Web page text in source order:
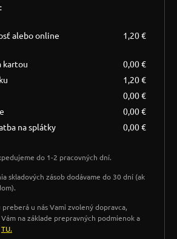
alebo online
1,20 €
kartou
0,00 €
1,20 €
0,00 €
0,00 €
na splátky
0,00 €
do 1-2 pracovných dní.
skladových zásob dodávame do 30 dní (ak
u nás Vami zvolený dopravca,
na základe prepravných podmienok a
TU.